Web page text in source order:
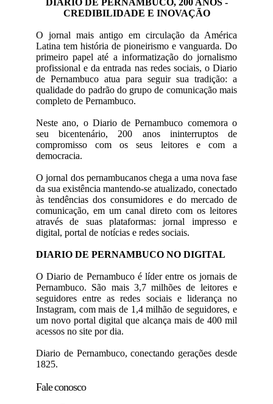
DIARIO DE PERNAMBUCO, 200 ANOS -
CREDIBILIDADE E INOVAÇÃO
O jornal mais antigo em circulação da América
Latina tem história de pioneirismo e vanguarda. Do
primeiro papel até a informatização do jornalismo
profissional e da entrada nas redes sociais, o Diario
de Pernambuco atua para seguir sua tradição: a
qualidade do padrão do grupo de comunicação mais
completo de Pernambuco.
Neste ano, o Diario de Pernambuco comemora o
seu bicentenário, 200 anos ininterruptos de
compromisso com os seus leitores e com a
democracia.
O jornal dos pernambucanos chega a uma nova fase
da sua existência mantendo-se atualizado, conectado
às tendências dos consumidores e do mercado de
comunicação, em um canal direto com os leitores
através de suas plataformas: jornal impresso e
digital, portal de notícias e redes sociais.
DIARIO DE PERNAMBUCO NO DIGITAL
O Diario de Pernambuco é líder entre os jornais de
Pernambuco. São mais 3,7 milhões de leitores e
seguidores entre as redes sociais e liderança no
Instagram, com mais de 1,4 milhão de seguidores, e
um novo portal digital que alcança mais de 400 mil
acessos no site por dia.
Diario de Pernambuco, conectando gerações desde
1825.
Fale conosco